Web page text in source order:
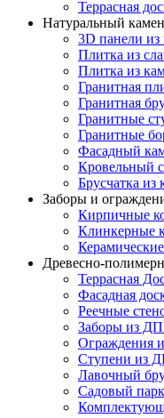
Террасная
Натуральный
3D панели из
Плитка из
Плитка из
Гранитная
Гранитная
Гранитные
Гранитные
Фасадный
Кровельный
Брусчатка из
Заборы и
Кирпичные
Клинкерные
Древесно-
Террасная
Фасадная
Реечные
Заборы из
Ограждения
Ступени из
Лавочный
Садовый